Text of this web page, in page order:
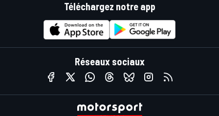
Téléchargez notre app
Réseaux sociaux